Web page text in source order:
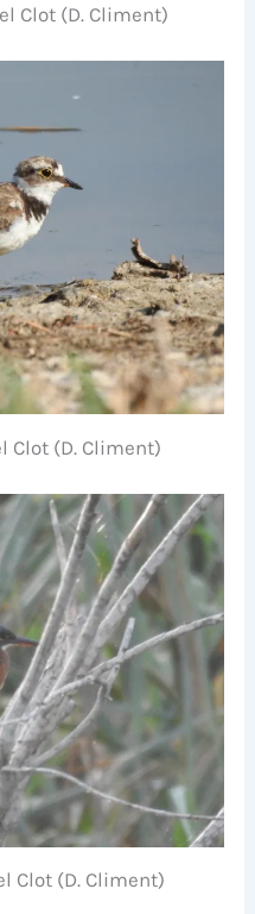
Clot (D. Climent)
Clot (D. Climent)
Clot (D. Climent)